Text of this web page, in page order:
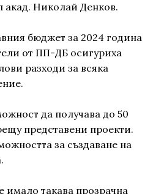
акад. Николай Денков.
бюджет за 2024 година
от ПП-ДБ осигуриха
разходи за всяка
да получава до 50
представени проекти.
за създаване на
имало такава прозрачна